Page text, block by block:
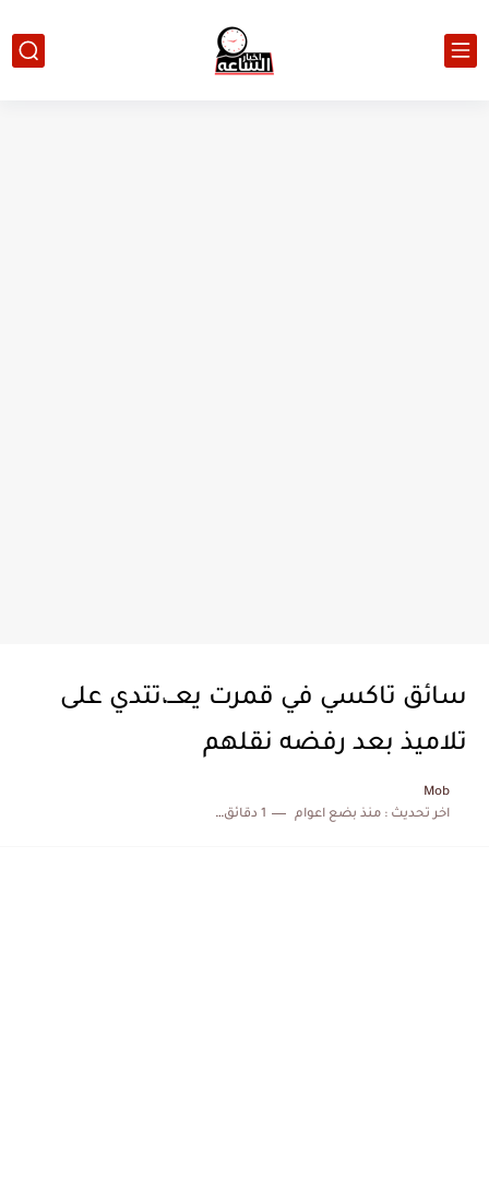
سائق تاكسي في قمرت يعــ،تتدي على
تلاميذ بعد رفضه نقلهم
Mob
اخر تحديث :منذ بضع اعوام 1 دقائق للقراءة